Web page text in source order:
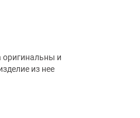
оригинальны и
из нее